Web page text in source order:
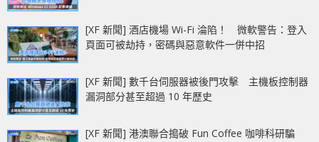
[XF 新聞] 酒店機場 Wi-Fi 淪陷！ 微軟警告：登入
頁面可被劫持，密碼與惡意軟件一併中招
[XF 新聞] 數千台伺服器被後門攻擊 主機板控制器
漏洞部分甚至超過 10 年歷史
[XF 新聞] 港澳聯合搗破 Fun Coffee 咖啡科研騙